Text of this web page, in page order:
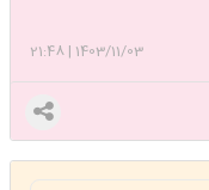
1403/11/03
|
21:48